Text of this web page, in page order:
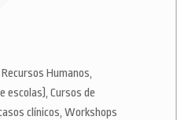
Humanos,
escolas), Cursos de
clínicos, Workshops